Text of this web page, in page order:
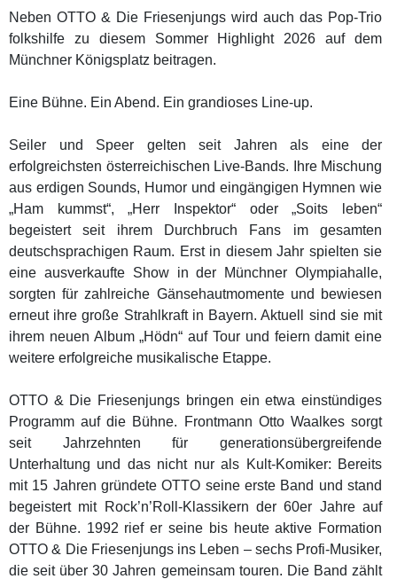
Neben OTTO & Die Friesenjungs wird auch das Pop-Trio
folkshilfe zu diesem Sommer Highlight 2026 auf dem
Münchner Königsplatz beitragen.
Eine Bühne. Ein Abend. Ein grandioses Line-up.
Seiler und Speer gelten seit Jahren als eine der
erfolgreichsten österreichischen Live-Bands. Ihre Mischung
aus erdigen Sounds, Humor und eingängigen Hymnen wie
„Ham kummst“, „Herr Inspektor“ oder „Soits leben“
begeistert seit ihrem Durchbruch Fans im gesamten
deutschsprachigen Raum. Erst in diesem Jahr spielten sie
eine ausverkaufte Show in der Münchner Olympiahalle,
sorgten für zahlreiche Gänsehautmomente und bewiesen
erneut ihre große Strahlkraft in Bayern. Aktuell sind sie mit
ihrem neuen Album „Hödn“ auf Tour und feiern damit eine
weitere erfolgreiche musikalische Etappe.
OTTO & Die Friesenjungs bringen ein etwa einstündiges
Programm auf die Bühne. Frontmann Otto Waalkes sorgt
seit Jahrzehnten für generationsübergreifende
Unterhaltung und das nicht nur als Kult-Komiker: Bereits
mit 15 Jahren gründete OTTO seine erste Band und stand
begeistert mit Rock’n’Roll-Klassikern der 60er Jahre auf
der Bühne. 1992 rief er seine bis heute aktive Formation
OTTO & Die Friesenjungs ins Leben – sechs Profi-Musiker,
die seit über 30 Jahren gemeinsam touren. Die Band zählt